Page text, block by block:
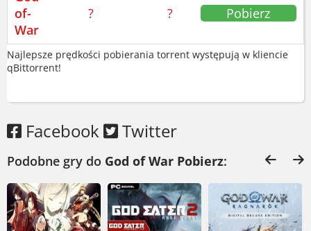
A jeśli wolisz świat pełen maszyn,
sprawdźHorizon Zero Dawn Complete
Edition.
obrazisz się.
of-
War
? ? Pobierz
Najlepsze prędkości pobierania torrent występują w kliencie
qBittorrent!
Facebook Twitter
Podobne gry do God of War Pobierz: